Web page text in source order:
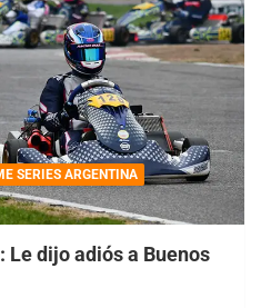
SERIES ARGENTINA
Le dijo adiós a Buenos